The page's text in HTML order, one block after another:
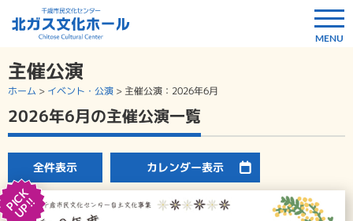
主催公演
ホーム > イベント・公演 > 主催公演 ：2026年6月
2026年6月の主催公演一覧
全件表示 カレンダー表示
PICK
UP!!